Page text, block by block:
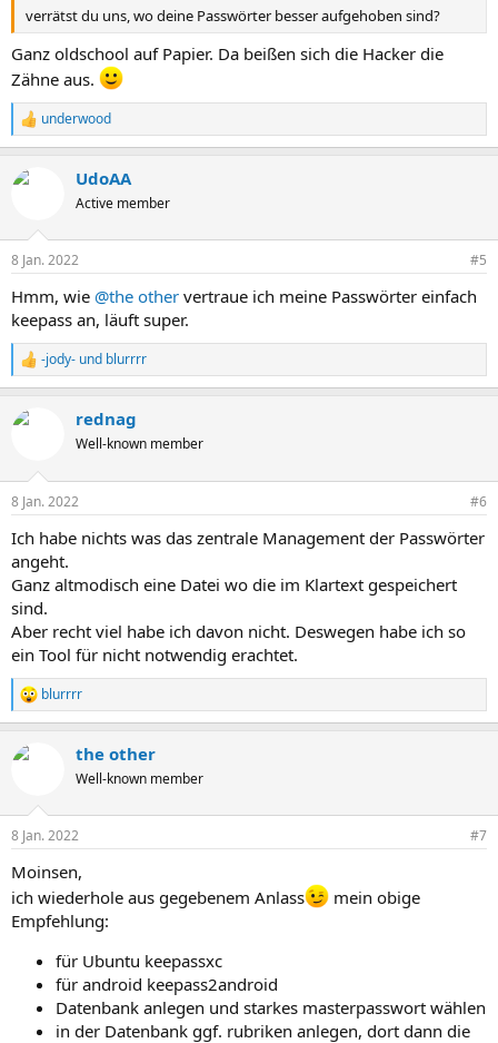
verrätst du uns, wo deine Passwörter besser aufgehoben sind?
Ganz oldschool auf Papier. Da beißen sich die Hacker die
Zähne aus.
R
e
k
e
:
underwood
UdoAA
Active member
8 Jan. 2022 #5
Hmm, wie @the other vertraue ich meine Passwörter einfach
keepass an, läuft super.
R
e
k
e
:
-jody- und blurrrr
rednag
Well-known member
8 Jan. 2022 #6
Ich habe nichts was das zentrale Management der Passwörter
angeht.
Ganz altmodisch eine Datei wo die im Klartext gespeichert
sind.
Aber recht viel habe ich davon nicht. Deswegen habe ich so
ein Tool für nicht notwendig erachtet.
R
e
k
e
:
blurrrr
the other
Well-known member
8 Jan. 2022 #7
Moinsen,
ich wiederhole aus gegebenem Anlass
mein obige
Empfehlung:
für Ubuntu keepassxc
für android keepass2android
Datenbank anlegen und starkes masterpasswort wählen
in der Datenbank ggf. rubriken anlegen, dort dann die